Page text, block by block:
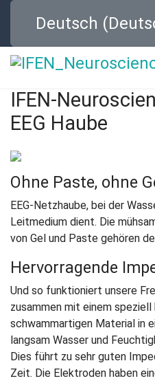
Sprache auswählen
Deutsch
IFEN-
EEG Haube
Ohne Paste, ohne
EEG-Netzhaube, bei der
Leitmedium dient. Die
von Gel und Paste gehören
Hervorragende
Und so funktioniert unsere
zusammen mit einem
schwammartigen Material in
langsam Wasser und
Dies führt zu sehr guten
Zeit. Die Elektroden haben